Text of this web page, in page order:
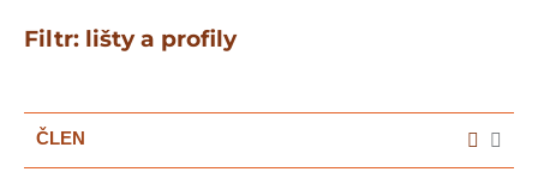
Filtr: lišty a profily
ČLEN